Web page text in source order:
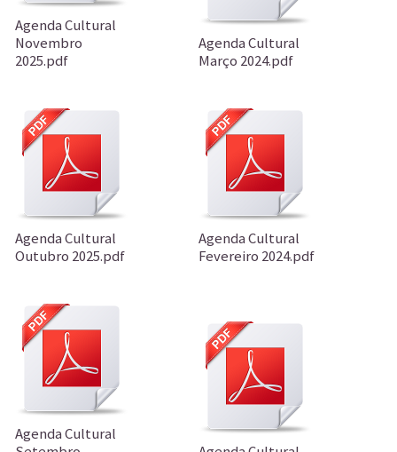
Agenda Cultural
Novembro
2025.pdf
Agenda Cultural
Março 2024.pdf
Agenda Cultural
Outubro 2025.pdf
Agenda Cultural
Fevereiro 2024.pdf
Agenda Cultural